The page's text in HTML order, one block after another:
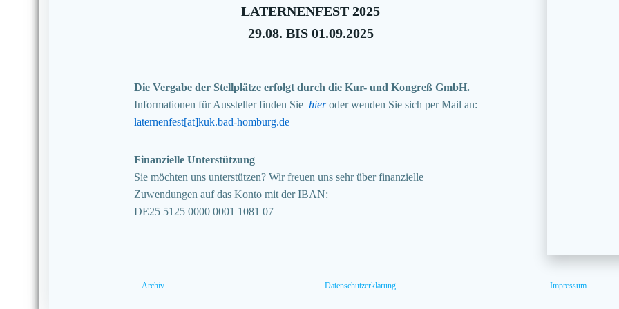
LATERNENFEST 2025
29.08. BIS 01.09.2025
Die Vergabe der Stellplätze erfolgt durch die Kur- und Kongreß GmbH.
Informationen für Aussteller finden Sie hieroder wenden Sie sich per Mail an:
laternenfest[at]kuk.bad-homburg.de
Finanzielle Unterstützung
Sie möchten uns unterstützen? Wir freuen uns sehr über finanzielle
Zuwendungen auf das Konto mit der IBAN:
DE25 5125 0000 0001 1081 07
Archiv Datenschutzerklärung Impressum